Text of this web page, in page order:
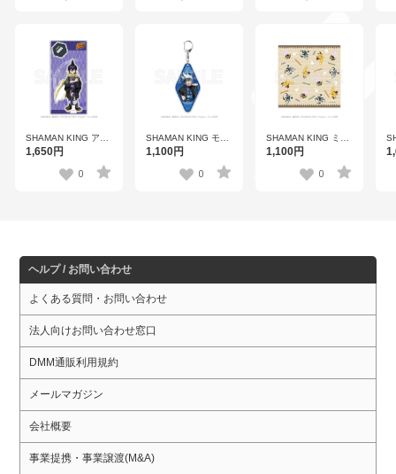
SHAMAN KING アク
リルスタンド 道 蓮
1,650円
0
SHAMAN KING モー
テル風キーホルダー
1,100円
0
SHAMAN KING ミニ
タオル 【ヒトダマモ
1,100円
0
ヘルプ / お問い合わせ
よくある質問・お問い合わせ
法人向けお問い合わせ窓口
DMM通販利用規約
メールマガジン
会社概要
事業提携・事業譲渡(M&A)